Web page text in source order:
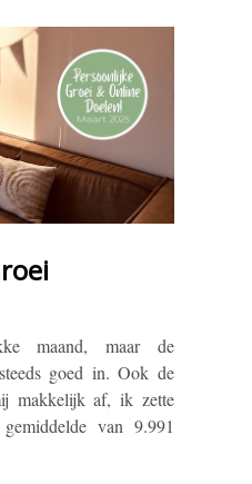
maand, maar de
goed in. Ook de
makkelijk af, ik zette
van 9.991